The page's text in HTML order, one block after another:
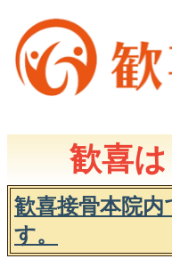
歓喜
歓喜接骨本院
す。